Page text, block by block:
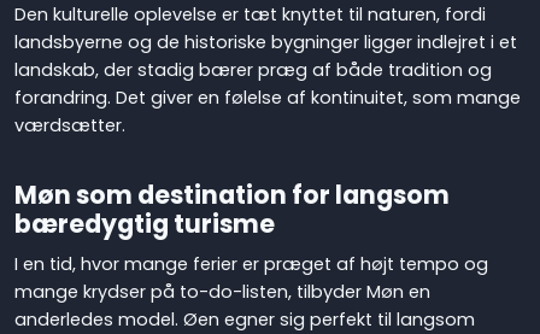
Den kulturelle oplevelse er tæt knyttet til naturen, fordi
landsbyerne og de historiske bygninger ligger indlejret i et
landskab, der stadig bærer præg af både tradition og
forandring. Det giver en følelse af kontinuitet, som mange
værdsætter.
Møn som destination for langsom
bæredygtig turisme
I en tid, hvor mange ferier er præget af højt tempo og
mange krydser på to-do-listen, tilbyder Møn en
anderledes model. Øen egner sig perfekt til langsom